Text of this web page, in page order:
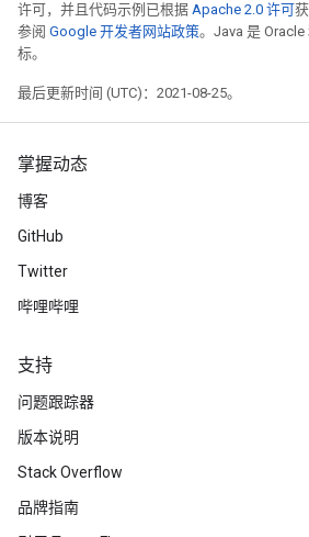
许可，并且代码示例已根据 Apache 2.0 许可
参阅 Google 开发者网站政策。Java 是
标。
最后更新时间 (UTC)：2021-08-25。
掌握动态
博客
GitHub
Twitter
哔哩哔哩
支持
问题跟踪器
版本说明
Stack Overflow
品牌指南